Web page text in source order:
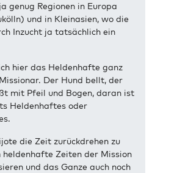
genug Regionen in Europa
und in Kleinasien, wo die
Inzucht ja tatsächlich ein
hier das Heldenhafte ganz
Der Hund bellt, der
mit Pfeil und Bogen, daran ist
Heldenhaftes oder
die Zeit zurückdrehen zu
heldenhafte Zeiten der Mission
und das Ganze auch noch